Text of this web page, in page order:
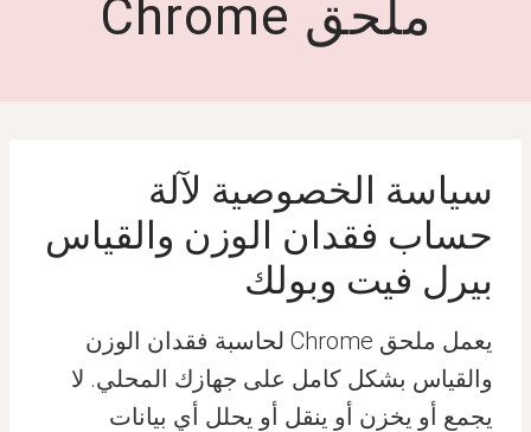
ملحق Chrome
سياسة الخصوصية لآلة
حساب فقدان الوزن والقياس
بيرل فيت وبولك
يعمل ملحق Chrome لحاسبة فقدان الوزن
والقياس بشكل كامل على جهازك المحلي. لا
يجمع أو يخزن أو ينقل أو يحلل أي بيانات